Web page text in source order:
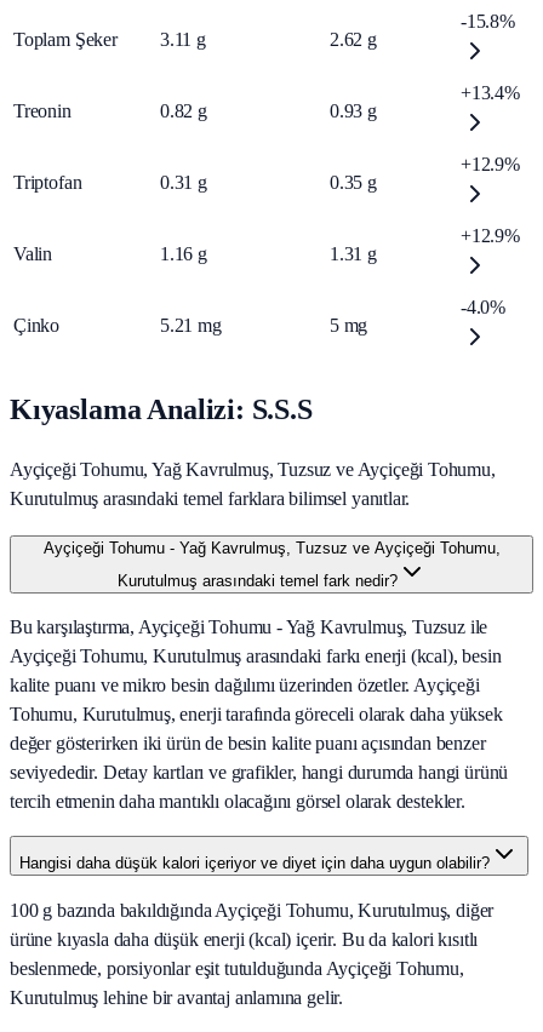
Toplam Şeker 3.11 g 2.62 g
-15.8%
Treonin 0.82 g 0.93 g
+13.4%
Triptofan 0.31 g 0.35 g
+12.9%
Valin 1.16 g 1.31 g
+12.9%
Çinko 5.21 mg 5 mg
-4.0%
Kıyaslama Analizi: S.S.S
Ayçiçeği Tohumu, Yağ Kavrulmuş, Tuzsuz ve Ayçiçeği Tohumu,
Kurutulmuş arasındaki temel farklara bilimsel yanıtlar.
Ayçiçeği Tohumu - Yağ Kavrulmuş, Tuzsuz ve Ayçiçeği Tohumu,
Kurutulmuş arasındaki temel fark nedir?
Bu karşılaştırma, Ayçiçeği Tohumu - Yağ Kavrulmuş, Tuzsuz ile
Ayçiçeği Tohumu, Kurutulmuş arasındaki farkı enerji (kcal), besin
kalite puanı ve mikro besin dağılımı üzerinden özetler. Ayçiçeği
Tohumu, Kurutulmuş, enerji tarafında göreceli olarak daha yüksek
değer gösterirken iki ürün de besin kalite puanı açısından benzer
seviyededir. Detay kartları ve grafikler, hangi durumda hangi ürünü
tercih etmenin daha mantıklı olacağını görsel olarak destekler.
Hangisi daha düşük kalori içeriyor ve diyet için daha uygun olabilir?
100 g bazında bakıldığında Ayçiçeği Tohumu, Kurutulmuş, diğer
ürüne kıyasla daha düşük enerji (kcal) içerir. Bu da kalori kısıtlı
beslenmede, porsiyonlar eşit tutulduğunda Ayçiçeği Tohumu,
Kurutulmuş lehine bir avantaj anlamına gelir.